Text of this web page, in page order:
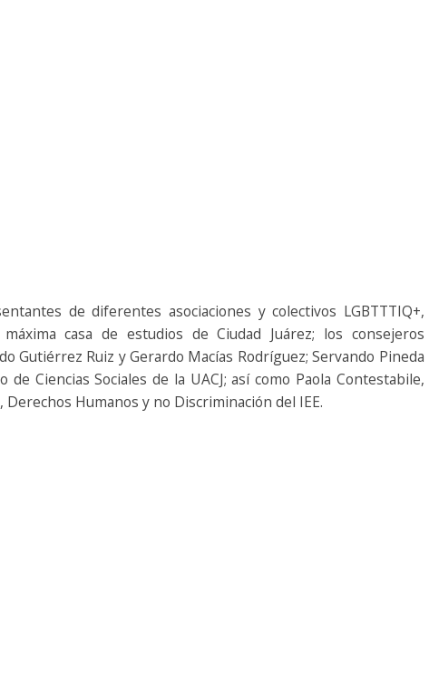
de diferentes asociaciones y colectivos LGBTTTIQ+,
casa de estudios de Ciudad Juárez; los consejeros
Gutiérrez Ruiz y Gerardo Macías Rodríguez; Servando Pineda
de Ciencias Sociales de la UACJ; así como Paola Contestabile,
Humanos y no Discriminación del IEE.